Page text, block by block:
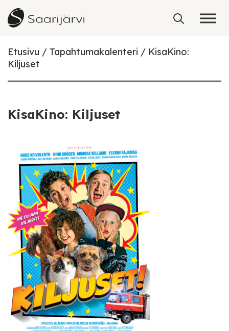
Skip to content
Etusivu Tapahtumakalenteri
KisaKino:
Kiljuset
KisaKino: Kiljuset